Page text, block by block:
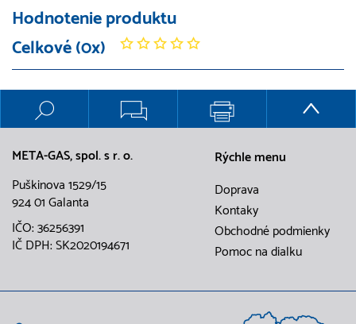
Hodnotenie produktu
Celkové (0x)
META-GAS, spol. s r. o.
Puškinova 1529/15
924 01 Galanta
IČO: 36256391
IČ DPH: SK2020194671
Rýchle menu
Doprava
Kontaky
Obchodné podmienky
Pomoc na dialku